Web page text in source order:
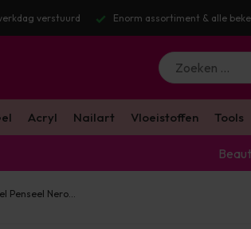
merken Gratis verzending v.a. €100 excl.
Acryl Nailart Vloeistoffen Tools
Penseel Nero...